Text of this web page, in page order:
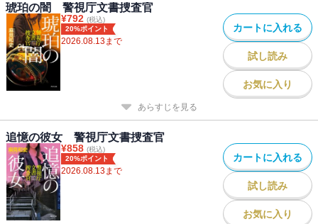
琥珀の闇 警視庁文書捜査官
¥792 (税込)
20%ポイント
2026.08.13まで
カートに入れる
試し読み
お気に入り
あらすじを見る
追憶の彼女 警視庁文書捜査官
¥858 (税込)
20%ポイント
2026.08.13まで
カートに入れる
試し読み
お気に入り